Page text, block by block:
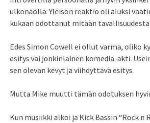
ulkonäöllä. Yleisön reaktio oli aluksi
kukaan odottanut mitään tavallisuudesta
Edes Simon Cowell ei ollut varma, oliko
esitys vai jonkinlainen komedia-akti.
sen olevan kevyt ja viihdyttävä esitys.
Mutta Mike muutti tämän odotuksen
Kun musiikki alkoi ja Kick Bassin “Rock n